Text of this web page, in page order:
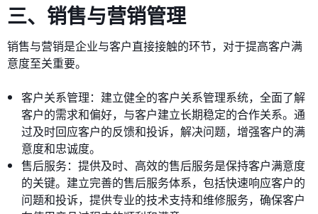
三、销售与营销管理
销售与营销是企业与客户直接接触的环节，对于提高客户满
意度至关重要。
客户关系管理：建立健全的客户关系管理系统，全面了解
客户的需求和偏好，与客户建立长期稳定的合作关系。通
过及时回应客户的反馈和投诉，解决问题，增强客户的满
意度和忠诚度。
售后服务：提供及时、高效的售后服务是保持客户满意度
的关键。建立完善的售后服务体系，包括快速响应客户的
问题和投诉，提供专业的技术支持和维修服务，确保客户